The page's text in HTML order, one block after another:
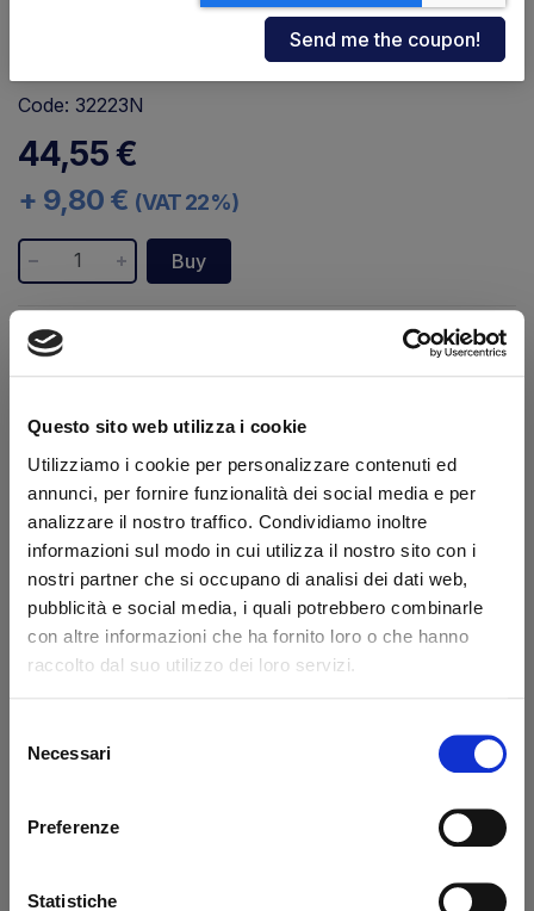
Questo sito web utilizza i cookie
Utilizziamo i cookie per personalizzare contenuti ed
annunci, per fornire funzionalità dei social media e per
analizzare il nostro traffico. Condividiamo inoltre
informazioni sul modo in cui utilizza il nostro sito con i
nostri partner che si occupano di analisi dei dati web,
pubblicità e social media, i quali potrebbero combinarle
con altre informazioni che ha fornito loro o che hanno
raccolto dal suo utilizzo dei loro servizi.
delNecessari
Preferenze
Statistiche
Code: 32223N
44,55 €
+ 9,80 € (VAT 22%)
Buy
Availability:
Secure transaction
Do you have a VAT number?
What they say about us
Excellent
business profile source
Excellent service - the ordered